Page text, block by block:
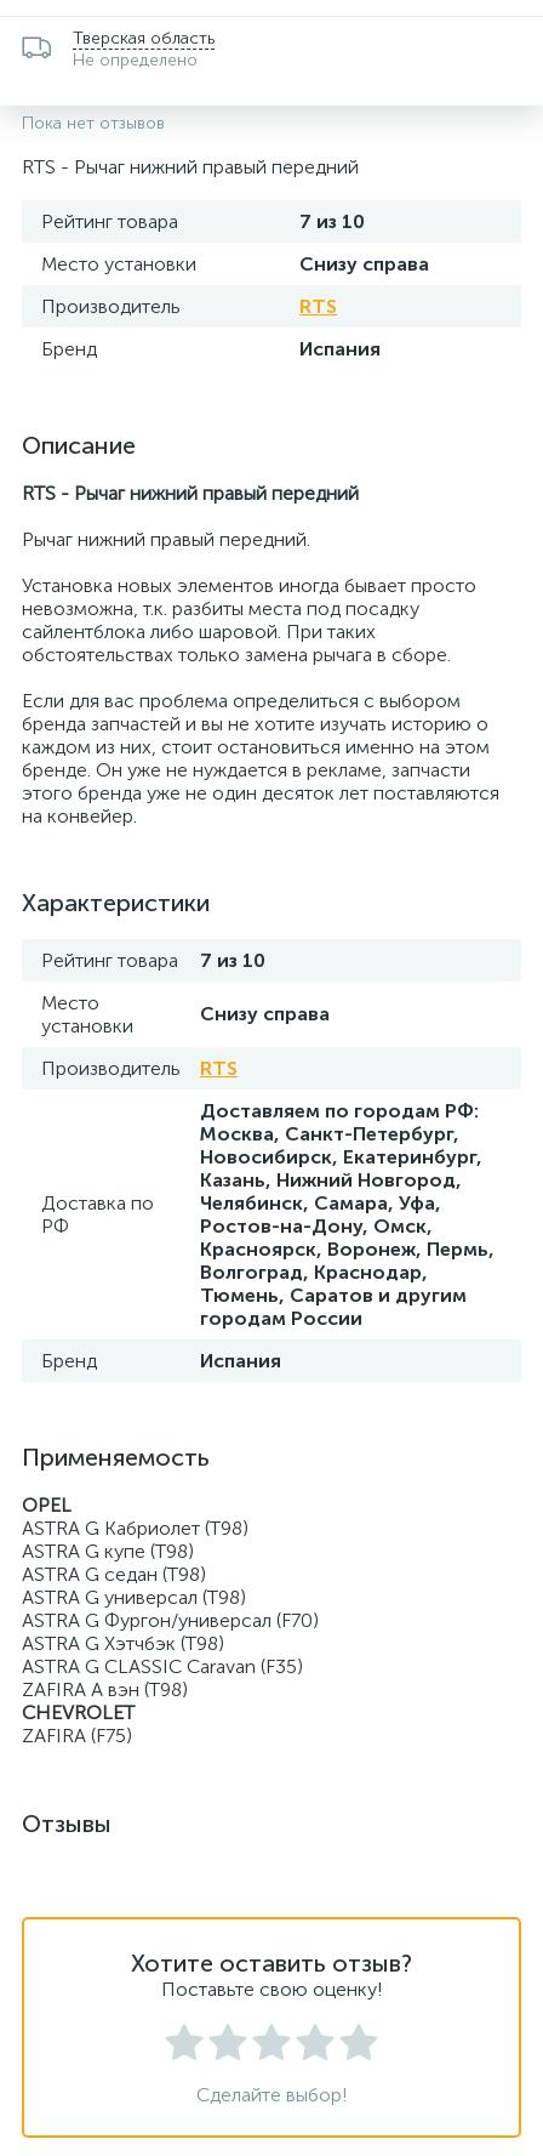
Тверская область
Не определено
Пока нет отзывов
RTS - Рычаг нижний правый передний
Рейтинг товара
7 из 10
Место установки
Снизу справа
Производитель
RTS
Бренд
Испания
Описание
RTS - Рычаг нижний правый передний
Рычаг нижний правый передний.
Установка новых элементов иногда бывает просто
невозможна, т.к. разбиты места под посадку
сайлентблока либо шаровой. При таких
обстоятельствах только замена рычага в сборе.
Если для вас проблема определиться с выбором
бренда запчастей и вы не хотите изучать историю о
каждом из них, стоит остановиться именно на этом
бренде. Он уже не нуждается в рекламе, запчасти
этого бренда уже не один десяток лет поставляются
на конвейер.
Характеристики
Рейтинг товара
7 из 10
Место
установки
Снизу справа
Производитель RTS
Доставка по
РФ
Доставляем по городам РФ:
Москва, Санкт-Петербург,
Новосибирск, Екатеринбург,
Казань, Нижний Новгород,
Челябинск, Самара, Уфа,
Ростов-на-Дону, Омск,
Красноярск, Воронеж, Пермь,
Волгоград, Краснодар,
Тюмень, Саратов и другим
городам России
Бренд
Испания
Применяемость
OPEL
ASTRA G Кабриолет (T98)
ASTRA G купе (T98)
ASTRA G седан (T98)
ASTRA G универсал (T98)
ASTRA G Фургон/универсал (F70)
ASTRA G Хэтчбэк (T98)
ASTRA G CLASSIC Caravan (F35)
ZAFIRA A вэн (T98)
CHEVROLET
ZAFIRA (F75)
Отзывы
Хотите оставить отзыв?
Поставьте свою оценку!
Сделайте выбор!